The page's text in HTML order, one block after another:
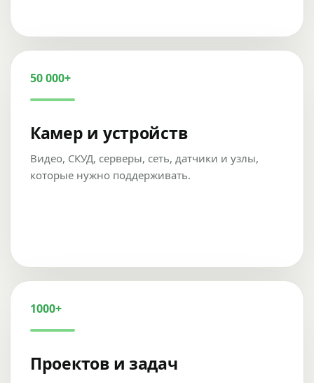
50 000+
Камер и устройств
Видео, СКУД, серверы, сеть, датчики и узлы,
которые нужно поддерживать.
1000+
Проектов и задач